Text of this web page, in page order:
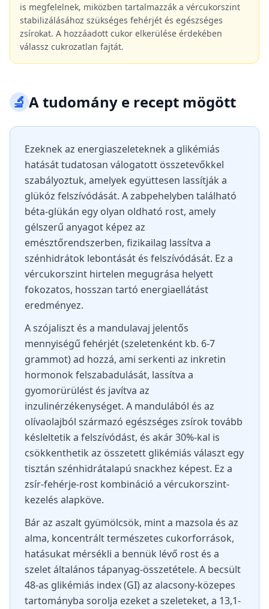
is megfelelnek, miközben tartalmazzák a vércukorszint
stabilizálásához szükséges fehérjét és egészséges
zsírokat. A hozzáadott cukor elkerülése érdekében
válassz cukrozatlan fajtát.
🔬A tudomány e recept mögött
Ezeknek az energiaszeleteknek a glikémiás
hatását tudatosan válogatott összetevőkkel
szabályoztuk, amelyek együttesen lassítják a
glükóz felszívódását. A zabpehelyben található
béta-glükán egy olyan oldható rost, amely
gélszerű anyagot képez az
emésztőrendszerben, fizikailag lassítva a
szénhidrátok lebontását és felszívódását. Ez a
vércukorszint hirtelen megugrása helyett
fokozatos, hosszan tartó energiaellátást
eredményez.
A szójaliszt és a mandulavaj jelentős
mennyiségű fehérjét (szeletenként kb. 6-7
grammot) ad hozzá, ami serkenti az inkretin
hormonok felszabadulását, lassítva a
gyomorürülést és javítva az
inzulinérzékenységet. A mandulából és az
olívaolajból származó egészséges zsírok tovább
késleltetik a felszívódást, és akár 30%-kal is
csökkenthetik az összetett glikémiás választ egy
tisztán szénhidrátalapú snackhez képest. Ez a
zsír-fehérje-rost kombináció a vércukorszint-
kezelés alapköve.
Bár az aszalt gyümölcsök, mint a mazsola és az
alma, koncentrált természetes cukorforrások,
hatásukat mérsékli a bennük lévő rost és a
szelet általános tápanyag-összetétele. A becsült
48-as glikémiás index (GI) az alacsony-közepes
tartományba sorolja ezeket a szeleteket, a 13,1-